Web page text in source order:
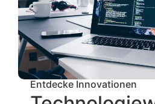
Entdecke Innovationen